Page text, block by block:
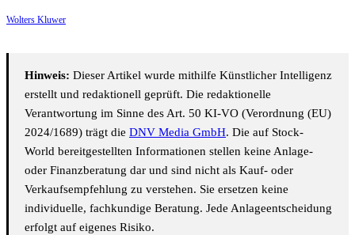
Wolters Kluwer
Hinweis: Dieser Artikel wurde mithilfe Künstlicher Intelligenz
erstellt und redaktionell geprüft. Die redaktionelle
Verantwortung im Sinne des Art. 50 KI-VO (Verordnung (EU)
2024/1689) trägt die DNV Media GmbH. Die auf Stock-
World bereitgestellten Informationen stellen keine Anlage-
oder Finanzberatung dar und sind nicht als Kauf- oder
Verkaufsempfehlung zu verstehen. Sie ersetzen keine
individuelle, fachkundige Beratung. Jede Anlageentscheidung
erfolgt auf eigenes Risiko.